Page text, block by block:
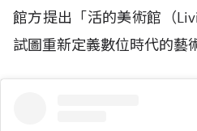
館方提出「活的美術館（
試圖重新定義數位時代的藝